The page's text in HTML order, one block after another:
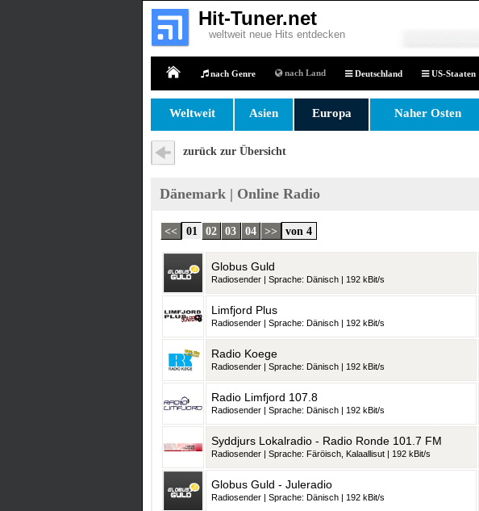
Hit-Tuner.net
weltweit neue Hits entdecken
nach Genre nach Land Deutschland US-Staaten
Weltweit Asien Europa Naher Osten
zurück zur Übersicht
Dänemark | Online Radio
<< 01 02 03 04 >> von 4
Globus Guld
Radiosender | Sprache: Dänisch | 192 kBit/s
Limfjord Plus
Radiosender | Sprache: Dänisch | 192 kBit/s
Radio Koege
Radiosender | Sprache: Dänisch | 192 kBit/s
Radio Limfjord 107.8
Radiosender | Sprache: Dänisch | 192 kBit/s
Syddjurs Lokalradio - Radio Ronde 101.7 FM
Radiosender | Sprache: Färöisch, Kalaallisut | 192 kBit/s
Globus Guld - Juleradio
Radiosender | Sprache: Dänisch | 192 kBit/s